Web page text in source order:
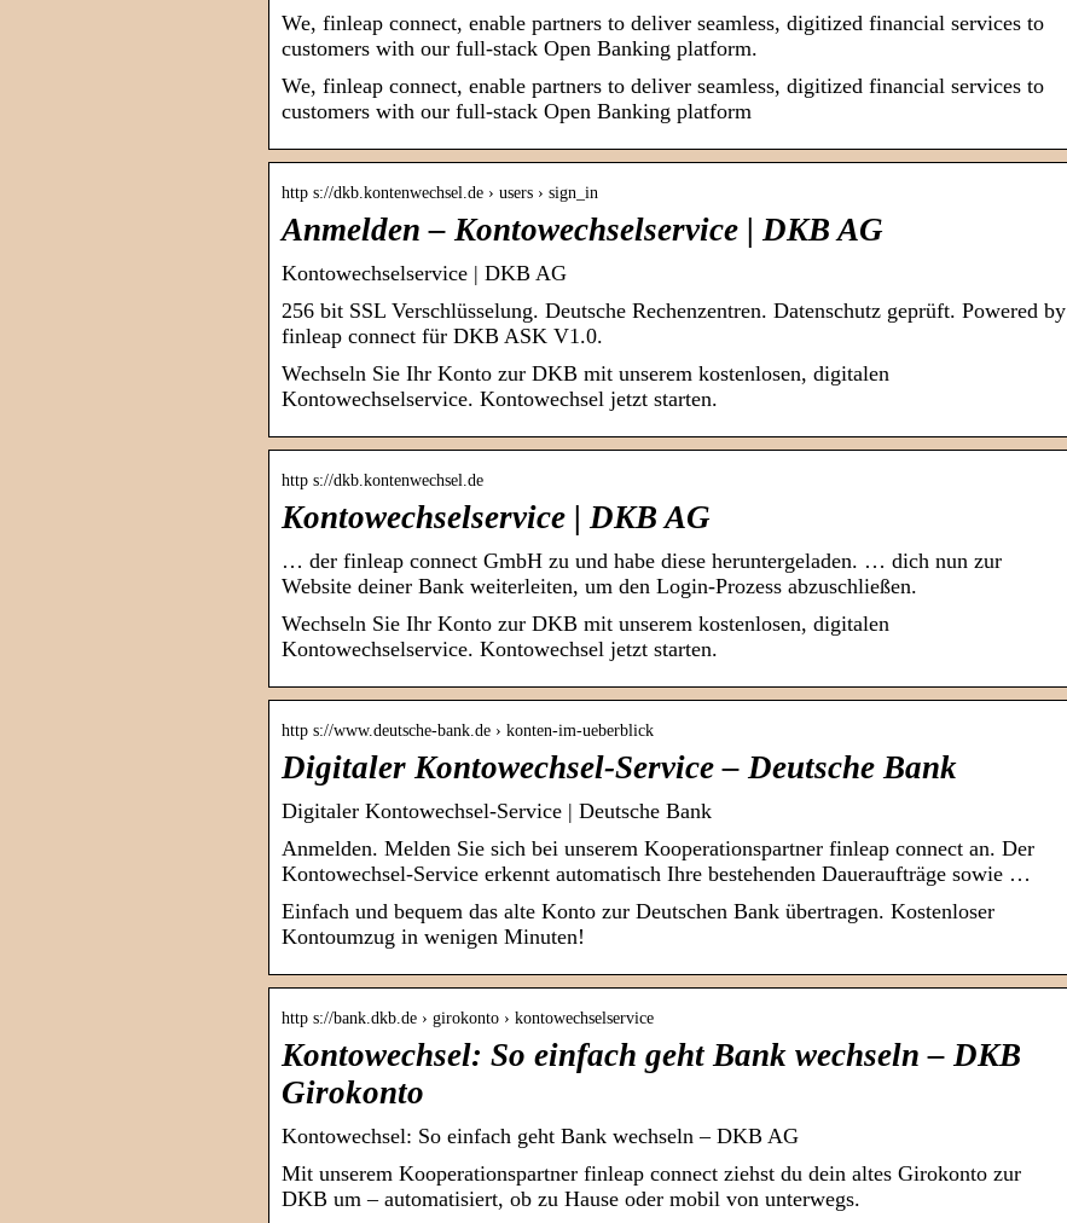
We, finleap connect, enable partners to deliver seamless, digitized financial services to
customers with our full-stack Open Banking platform.
We, finleap connect, enable partners to deliver seamless, digitized financial services to
customers with our full-stack Open Banking platform
http s://dkb.kontenwechsel.de › users › sign_in
Anmelden – Kontowechselservice | DKB AG
Kontowechselservice | DKB AG
256 bit SSL Verschlüsselung. Deutsche Rechenzentren. Datenschutz geprüft. Powered by
finleap connect für DKB ASK V1.0.
Wechseln Sie Ihr Konto zur DKB mit unserem kostenlosen, digitalen
Kontowechselservice. Kontowechsel jetzt starten.
http s://dkb.kontenwechsel.de
Kontowechselservice | DKB AG
… der finleap connect GmbH zu und habe diese heruntergeladen. … dich nun zur
Website deiner Bank weiterleiten, um den Login-Prozess abzuschließen.
Wechseln Sie Ihr Konto zur DKB mit unserem kostenlosen, digitalen
Kontowechselservice. Kontowechsel jetzt starten.
http s://www.deutsche-bank.de › konten-im-ueberblick
Digitaler Kontowechsel-Service – Deutsche Bank
Digitaler Kontowechsel-Service | Deutsche Bank
Anmelden. Melden Sie sich bei unserem Kooperationspartner finleap connect an. Der
Kontowechsel-Service erkennt automatisch Ihre bestehenden Daueraufträge sowie …
Einfach und bequem das alte Konto zur Deutschen Bank übertragen. Kostenloser
Kontoumzug in wenigen Minuten!
http s://bank.dkb.de › girokonto › kontowechselservice
Kontowechsel: So einfach geht Bank wechseln – DKB
Girokonto
Kontowechsel: So einfach geht Bank wechseln – DKB AG
Mit unserem Kooperationspartner finleap connect ziehst du dein altes Girokonto zur
DKB um – automatisiert, ob zu Hause oder mobil von unterwegs.